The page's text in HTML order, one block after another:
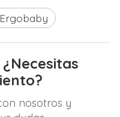
Ergobaby
nosotros y